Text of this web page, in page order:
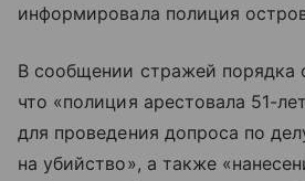
информировала полиция
В сообщении стражей порядка
что «полиция арестовала 51-
для проведения допроса по
на убийство», а также